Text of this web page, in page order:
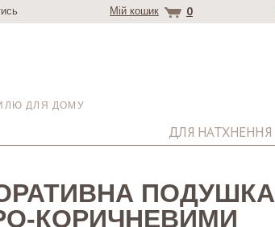
Мій кошик 0
ДЛЯ ДОМУ
ДЛЯ НАТХНЕННЯ
ПОДУШКА
КОРИЧНЕВИМИ